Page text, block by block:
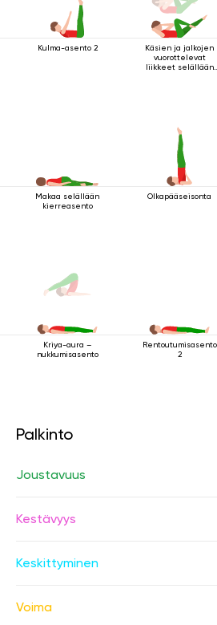
Kulma-asento 2
Käsien ja jalkojen
vuorottelevat
liikkeet selällään
Makaa selällään
kierreasento
Olkapääseisonta
Kriya-aura –
nukkumisasento
Rentoutumisasento
2
Palkinto
Joustavuus
Kestävyys
Keskittyminen
Voima